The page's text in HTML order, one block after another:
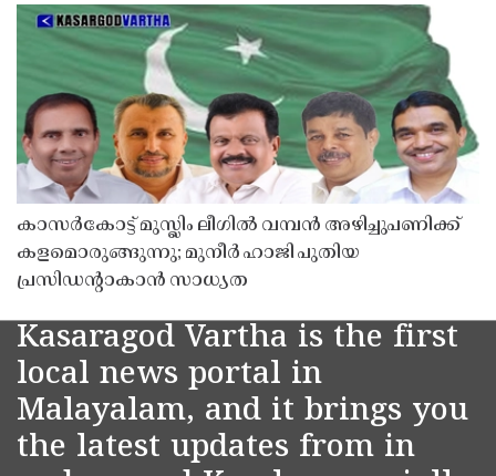
കാസർകോട്ട് മുസ്ലിം ലീഗിൽ വമ്പൻ അഴിച്ചുപണിക്ക്
കളമൊരുങ്ങുന്നു; മുനീർ ഹാജി പുതിയ
പ്രസിഡൻ്റാകാൻ സാധ്യത
Kasaragod Vartha is the first
local news portal in
Malayalam, and it brings you
the latest updates from in